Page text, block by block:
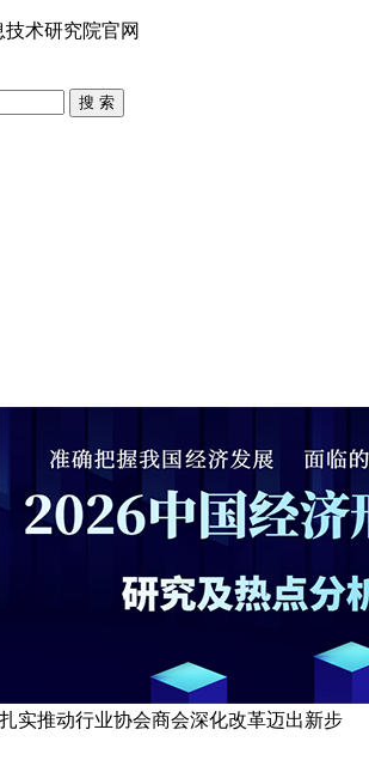
术研究院官网
搜 索
实推动行业协会商会深化改革迈出新步